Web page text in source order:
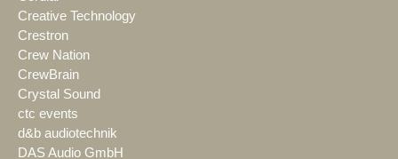
Creative Technology
Crestron
Crew Nation
CrewBrain
Crystal Sound
ctc events
d&b audiotechnik
DAS Audio GmbH